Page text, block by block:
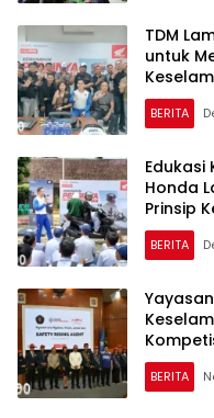
TDM
untuk
BERITA
Edukasi
Honda
Prinsip
2 Kota
BERITA
BERITA